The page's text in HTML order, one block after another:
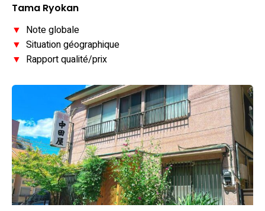
Tama Ryokan
▼ Note globale
▼ Situation géographique
▼ Rapport qualité/prix